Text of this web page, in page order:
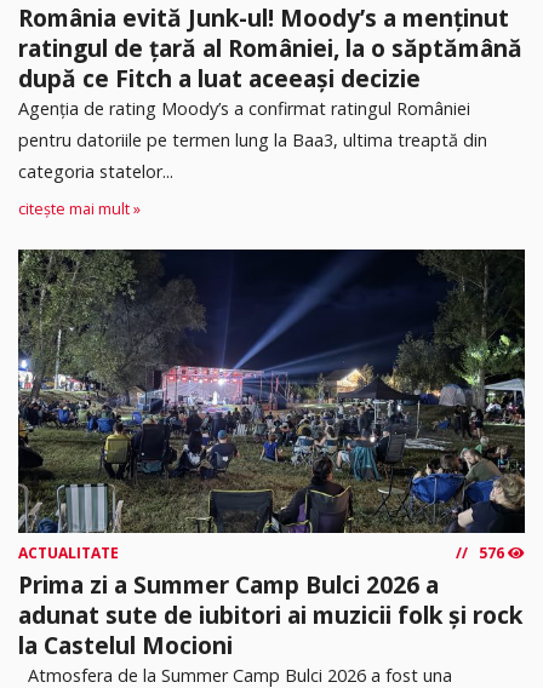
România evită Junk-ul! Moody’s a menținut
ratingul de țară al României, la o săptămână
după ce Fitch a luat aceeași decizie
Agenția de rating Moody’s a confirmat ratingul României
pentru datoriile pe termen lung la Baa3, ultima treaptă din
categoria statelor...
citește mai mult »
ACTUALITATE 576
Prima zi a Summer Camp Bulci 2026 a
adunat sute de iubitori ai muzicii folk și rock
la Castelul Mocioni
Atmosfera de la Summer Camp Bulci 2026 a fost una